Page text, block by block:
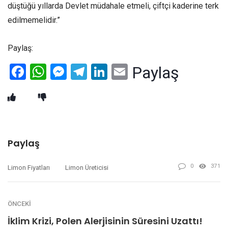
düştüğü yıllarda Devlet müdahale etmeli, çiftçi kaderine terk
edilmemelidir.”
Paylaş:
Facebook
WhatsApp
Messenger
Telegram
LinkedIn
Email
Paylaş
Paylaş
Limon Fiyatları Limon Üreticisi 0 371
ÖNCEKI
İklim Krizi, Polen Alerjisinin Süresini Uzattı!